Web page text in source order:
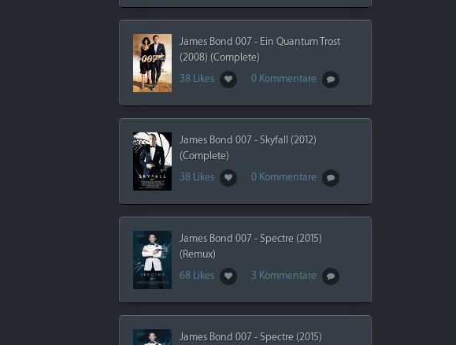
James Bond 007 - Ein Quantum Trost
(2008) (Complete)
38 Likes
0 Kommentare
James Bond 007 - Skyfall (2012)
(Complete)
38 Likes
0 Kommentare
James Bond 007 - Spectre (2015)
(Remux)
68 Likes
3 Kommentare
James Bond 007 - Spectre (2015)